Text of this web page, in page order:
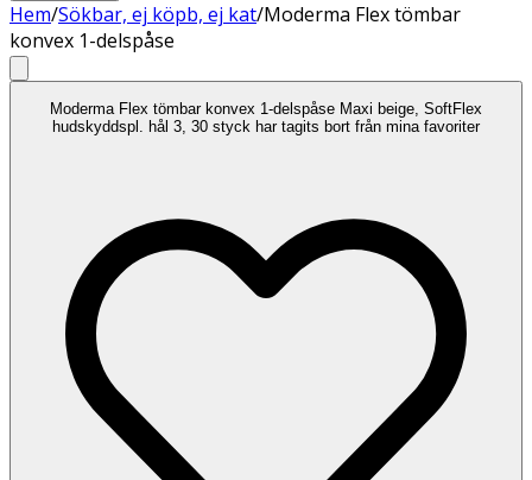
Hem/Sökbar, ej köpb, ej kat/Moderma Flex tömbar
konvex 1-delspåse
Moderma Flex tömbar konvex 1-delspåse Maxi beige, SoftFlex
hudskyddspl. hål 3, 30 styck har tagits bort från mina favoriter